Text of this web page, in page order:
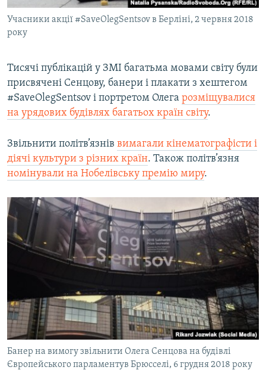
Учасники акції #SaveOlegSentsov в Берліні, 2 червня 2018
року
Тисячі публікацій у ЗМІ багатьма мовами світу були
присвячені Сенцову, банери і плакати з хештегом
#SaveOlegSentsov і портретом Олега розміщувалися
на урядових будівлях багатьох країн світу.
Звільнити політв’язнів вимагали кінематографісти і
діячі культури з різних країн. Також політв’язня
номінували на Нобелівську премію миру.
Банер на вимогу звільнити Олега Сенцова на будівлі
Європейського парламентув Брюсселі, 6 грудня 2018 року